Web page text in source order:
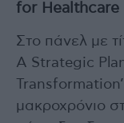
for Healthcare
Στο πάνελ με
A Strategic
μακροχρόνιο